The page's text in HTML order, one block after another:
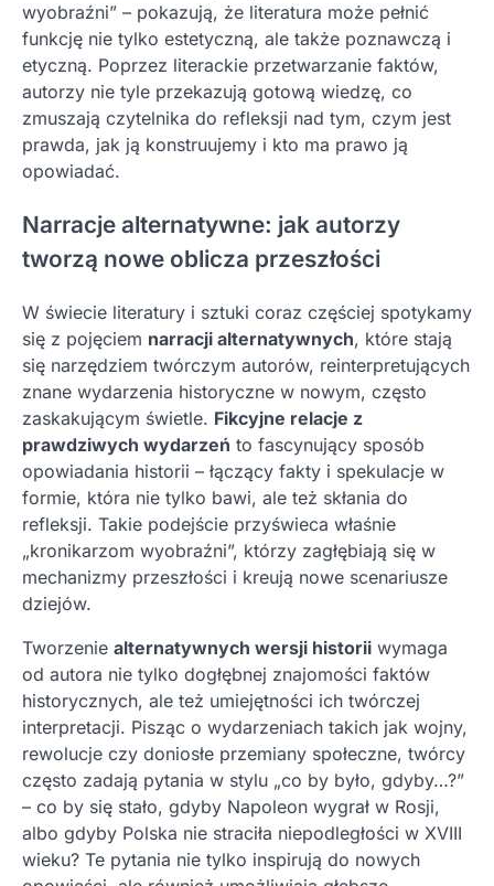
wyobraźni” – pokazują, że literatura może pełnić
funkcję nie tylko estetyczną, ale także poznawczą i
etyczną. Poprzez literackie przetwarzanie faktów,
autorzy nie tyle przekazują gotową wiedzę, co
zmuszają czytelnika do refleksji nad tym, czym jest
prawda, jak ją konstruujemy i kto ma prawo ją
opowiadać.
Narracje alternatywne: jak autorzy
tworzą nowe oblicza przeszłości
W świecie literatury i sztuki coraz częściej spotykamy
się z pojęciem narracji alternatywnych, które stają
się narzędziem twórczym autorów, reinterpretujących
znane wydarzenia historyczne w nowym, często
zaskakującym świetle. Fikcyjne relacje z
prawdziwych wydarzeń to fascynujący sposób
opowiadania historii – łączący fakty i spekulacje w
formie, która nie tylko bawi, ale też skłania do
refleksji. Takie podejście przyświeca właśnie
„kronikarzom wyobraźni”, którzy zagłębiają się w
mechanizmy przeszłości i kreują nowe scenariusze
dziejów.
Tworzenie alternatywnych wersji historii wymaga
od autora nie tylko dogłębnej znajomości faktów
historycznych, ale też umiejętności ich twórczej
interpretacji. Pisząc o wydarzeniach takich jak wojny,
rewolucje czy doniosłe przemiany społeczne, twórcy
często zadają pytania w stylu „co by było, gdyby…?”
– co by się stało, gdyby Napoleon wygrał w Rosji,
albo gdyby Polska nie straciła niepodległości w XVIII
wieku? Te pytania nie tylko inspirują do nowych